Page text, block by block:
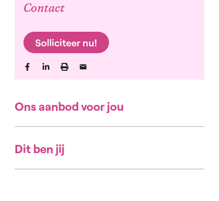
Contact
Solliciteer nu!
Ons aanbod voor jou
Dit ben jij